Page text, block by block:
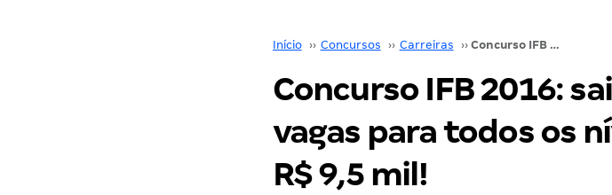
Início ›› Concursos ›› Carreiras ›› Concurso IFB 2016: saiu o edital com vagas para todos os níveis. Inicial de até R$ 9,5 mil!
Concurso IFB 2016:
vagas para todos os
R$ 9,5 mil!